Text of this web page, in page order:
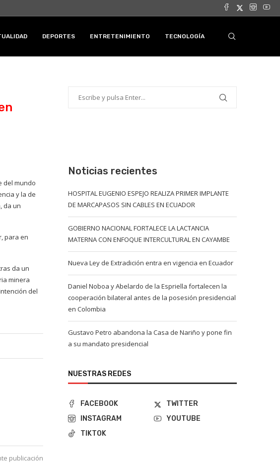
DEPORTES ENTRETENIMIENTO TECNOLOGÍA
del mundo
y la de
da un
para en
da un
minera
del
publicación
Noticias recientes
HOSPITAL EUGENIO ESPEJO REALIZA PRIMER IMPLANTE
DE MARCAPASOS SIN CABLES EN ECUADOR
GOBIERNO NACIONAL FORTALECE LA LACTANCIA
MATERNA CON ENFOQUE INTERCULTURAL EN CAYAMBE
Nueva Ley de Extradición entra en vigencia en Ecuador
Daniel Noboa y Abelardo de la Espriella fortalecen la
cooperación bilateral antes de la posesión presidencial
en Colombia
Gustavo Petro abandona la Casa de Nariño y pone fin
a su mandato presidencial
NUESTRAS REDES
FACEBOOK
TWITTER
INSTAGRAM
YOUTUBE
TIKTOK